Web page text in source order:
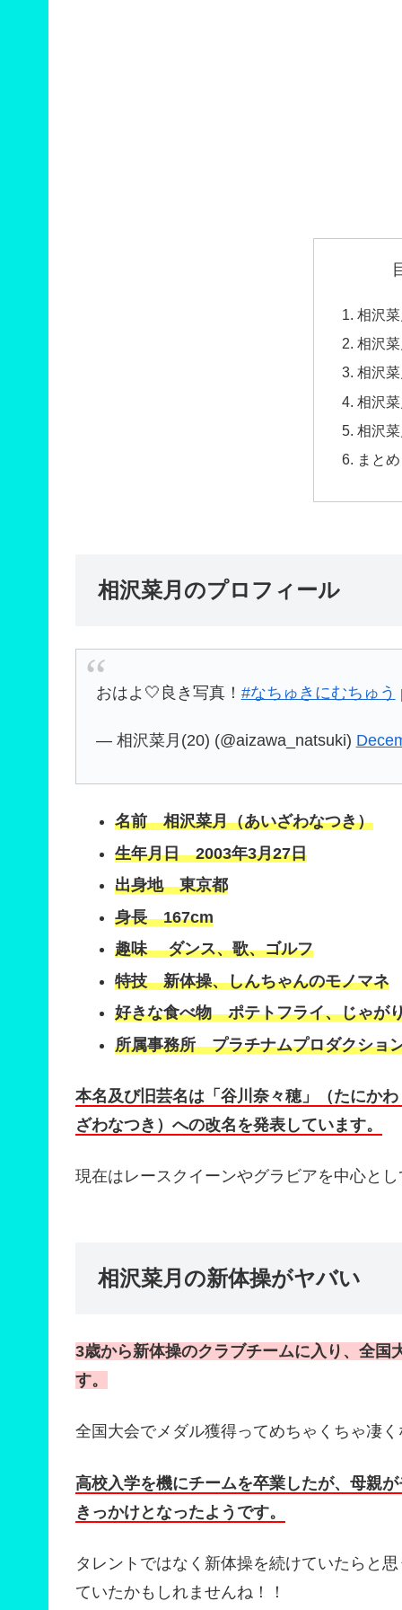
相沢
相沢
相沢
相沢
相沢
まとめ
相沢菜月のプロフィール
おはよ🤍良き写真！ #なちゅきにむちゅう
— 相沢菜月(20) (@aizawa_natsuki)
名前 相沢菜月（あいざわなつき）
生年月日 2003年3月27日
出身地 東京都
身長 167cm
趣味 ダンス、歌、ゴルフ
特技 新体操、しんちゃんのモノマネ
好きな食べ物 ポテトフライ、じゃが
所属事務所 プラチナムプロダクショ
本名及び旧芸名は「谷川奈々穂」（たにか
ざわなつき）への改名を発表しています。
現在はレースクイーンやグラビアを中心と
相沢菜月の新体操がヤバい
3歳から新体操のクラブチームに入り、全国
す。
全国大会でメダル獲得ってめちゃくちゃ凄
高校入学を機にチームを卒業したが、母親
きっかけとなったようです。
タレントではなく新体操を続けていたらと
ていたかもしれませんね！！